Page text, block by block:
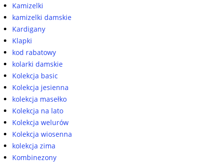
Kamizelki
kamizelki damskie
Kardigany
Klapki
kod rabatowy
kolarki damskie
Kolekcja basic
Kolekcja jesienna
kolekcja masełko
Kolekcja na lato
Kolekcja welurów
Kolekcja wiosenna
kolekcja zima
Kombinezony